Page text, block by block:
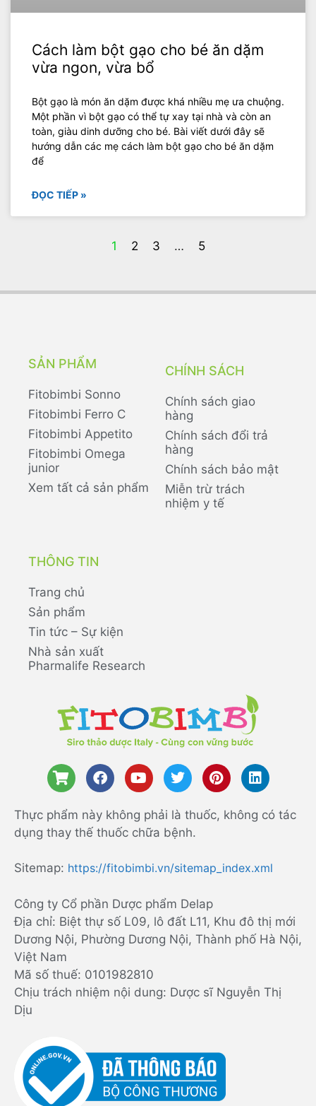
Cách làm bột gạo cho bé ăn dặm
vừa ngon, vừa bổ
Bột gạo là món ăn dặm được khá nhiều mẹ ưa chuộng.
Một phần vì bột gạo có thể tự xay tại nhà và còn an
toàn, giàu dinh dưỡng cho bé. Bài viết dưới đây sẽ
hướng dẫn các mẹ cách làm bột gạo cho bé ăn dặm
để
ĐỌC TIẾP »
1 2 3 … 5
SẢN PHẨM
Fitobimbi Sonno
Fitobimbi Ferro C
Fitobimbi Appetito
Fitobimbi Omega
junior
Xem tất cả sản phẩm
CHÍNH SÁCH
Chính sách giao
hàng
Chính sách đổi trả
hàng
Chính sách bảo mật
Miễn trừ trách
nhiệm y tế
THÔNG TIN
Trang chủ
Sản phẩm
Tin tức – Sự kiện
Nhà sản xuất
Pharmalife Research
Thực phẩm này không phải là thuốc, không có tác
dụng thay thế thuốc chữa bệnh.
Sitemap: https://fitobimbi.vn/sitemap_index.xml
Công ty Cổ phần Dược phẩm Delap
Địa chỉ: Biệt thự số L09, lô đất L11, Khu đô thị mới
Dương Nội, Phường Dương Nội, Thành phố Hà Nội,
Việt Nam
Mã số thuế: 0101982810
Chịu trách nhiệm nội dung: Dược sĩ Nguyễn Thị
Dịu